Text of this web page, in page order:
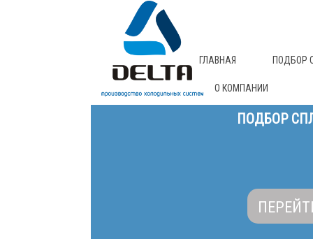
ГЛАВНАЯ ПОДБОР
О КОМПАНИИ
ПОДБОР